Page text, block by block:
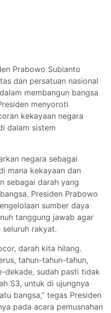
Prabowo Subianto
dan persatuan nasional
membangun bangsa
menyoroti
kekayaan negara
dalam sistem
negara sebagai
mana kekayaan dan
sebagai darah yang
Presiden Prabowo
sumber daya
tanggung jawab agar
rakyat.
darah kita hilang.
tahun-tahun-tahun,
dekade, sudah pasti tidak
S3, untuk di ujungnya
bangsa,” tegas Presiden
pada acara pemusnahan